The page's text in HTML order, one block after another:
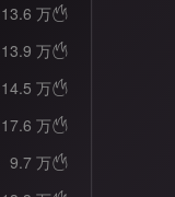
13.6 万
13.9 万
14.5 万
17.6 万
9.7 万